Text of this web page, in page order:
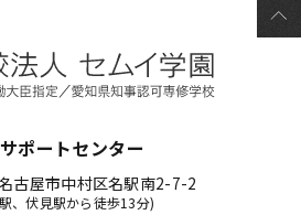
ポートセンター
古屋市中村区名駅南2-7-2
、伏見駅から徒歩13分)